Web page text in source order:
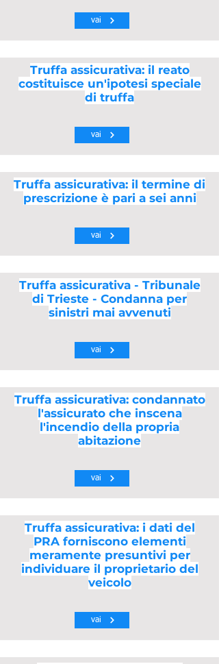
vai
Truffa assicurativa: il reato
costituisce un'ipotesi speciale
di truffa
vai
Truffa assicurativa: il termine di
prescrizione è pari a sei anni
vai
Truffa assicurativa - Tribunale
di Trieste - Condanna per
sinistri mai avvenuti
vai
Truffa assicurativa: condannato
l'assicurato che inscena
l'incendio della propria
abitazione
vai
Truffa assicurativa: i dati del
PRA forniscono elementi
meramente presuntivi per
individuare il proprietario del
veicolo
vai